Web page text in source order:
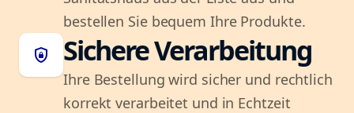
bestellen Sie bequem Ihre Produkte.
shield_lock Sichere Verarbeitung
Ihre Bestellung wird sicher und rechtlich
korrekt verarbeitet und in Echtzeit